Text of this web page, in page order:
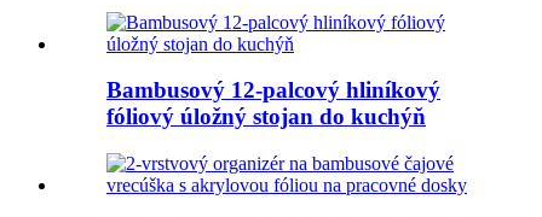
Bambusový 12-palcový hliníkový
fóliový úložný stojan do kuchýň